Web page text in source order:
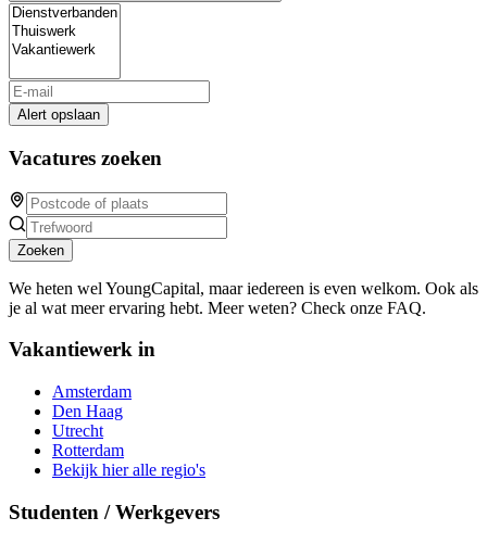
Alert opslaan
Vacatures zoeken
Zoeken
We heten wel YoungCapital, maar iedereen is even welkom. Ook als
je al wat meer ervaring hebt. Meer weten? Check onze FAQ.
Vakantiewerk in
Amsterdam
Den Haag
Utrecht
Rotterdam
Bekijk hier alle regio's
Studenten / Werkgevers